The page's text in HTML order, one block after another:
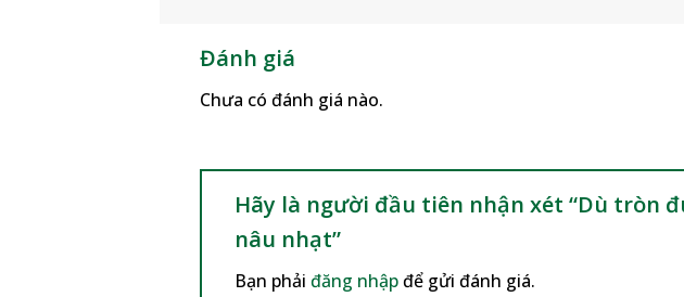
Đánh giá
Chưa có đánh giá nào.
Hãy là người đầu tiên nhận xét “Dù tròn
nâu nhạt”
Bạn phải đăng nhậpđể gửi đánh giá.